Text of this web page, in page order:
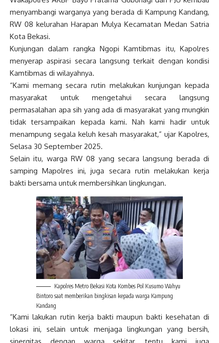
menyambangi warganya yang berada di Kampung Kandang,
RW 08 kelurahan Harapan Mulya Kecamatan Medan Satria
Kota Bekasi.
Kunjungan dalam rangka Ngopi Kamtibmas itu, Kapolres
menyerap aspirasi secara langsung terkait dengan kondisi
Kamtibmas di wilayahnya.
“Kami memang secara rutin melakukan kunjungan kepada
masyarakat untuk mengetahui secara langsung
permasalahan apa sih yang ada di masyarakat yang mungkin
tidak tersampaikan kepada kami. Nah kami hadir untuk
menampung segala keluh kesah masyarakat,” ujar Kapolres,
Selasa 30 September 2025.
Selain itu, warga RW 08 yang secara langsung berada di
samping Mapolres ini, juga secara rutin melakukan kerja
bakti bersama untuk membersihkan lingkungan.
Kapolres Metro Bekasi Kota Kombes Pol Kusumo Wahyu
Bintoro saat memberikan bingkisan kepada warga Kampung
Kandang
“Kami lakukan rutin kerja bakti maupun bakti kesehatan di
lokasi ini, selain untuk menjaga lingkungan yang bersih,
sinergitas dengan warga sekitar, tentu kami juga